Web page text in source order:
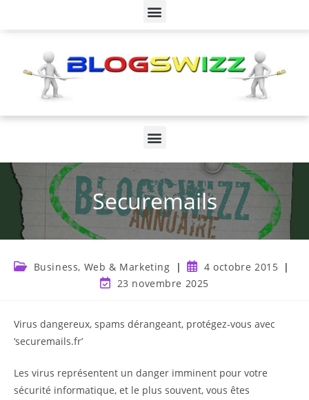
Securemails
Business, Web & Marketing
4 octobre 2015
23 novembre 2025
Virus dangereux, spams dérangeant, protégez-vous avec
‘securemails.fr’
Les virus représentent un danger imminent pour votre
sécurité informatique, et le plus souvent, vous êtes